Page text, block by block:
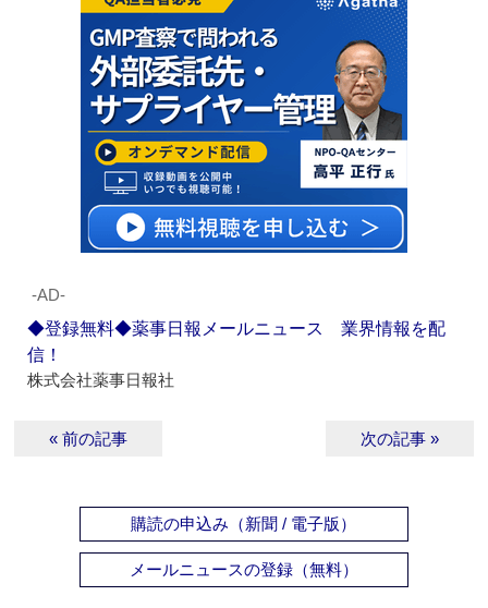
‐AD‐
◆登録無料◆薬事日報メールニュース 業界情報を配
信！
株式会社薬事日報社
« 前の記事 次の記事 »
購読の申込み（新聞 / 電子版）
メールニュースの登録（無料）